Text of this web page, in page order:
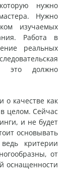
нужно
Нужно
изучаемых
Работа в
реальных
это должно
о качестве как
целом. Сейчас
и не будет
основывать
критерии
от
оснащенности